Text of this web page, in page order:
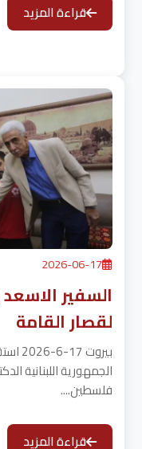
قراءة المزيد
2026-06-17
السفير
لقصار القامة
الجمهورية اللبنانية
فلسطين....
قراءة المزيد